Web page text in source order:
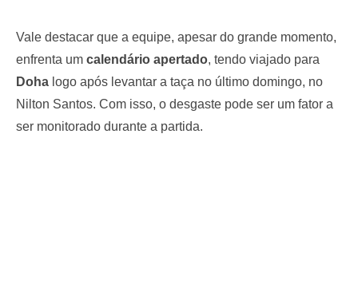
Vale destacar que a equipe, apesar do grande momento,
enfrenta um calendário apertado, tendo viajado para
Doha logo após levantar a taça no último domingo, no
Nilton Santos. Com isso, o desgaste pode ser um fator a
ser monitorado durante a partida.